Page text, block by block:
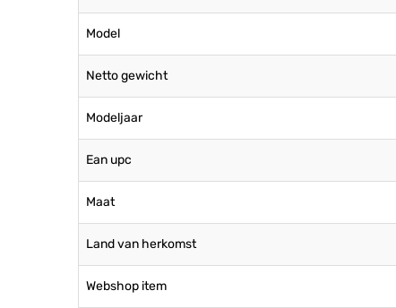
Model
Netto gewicht
Modeljaar
Ean upc
Maat
Land van herkomst
Webshop item